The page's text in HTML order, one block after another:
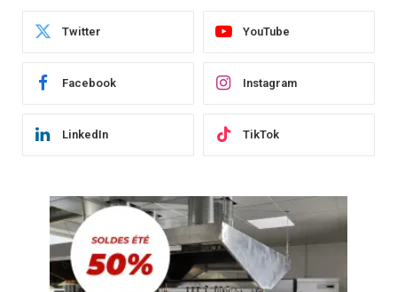
Twitter YouTube
Facebook Instagram
LinkedIn TikTok